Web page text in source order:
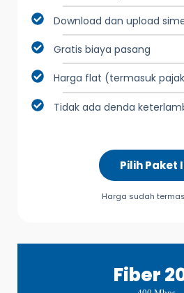
Download dan upload
Gratis biaya pasang
Harga flat (termasuk
Tidak ada denda
Pilih Paket
Harga sudah
Fiber